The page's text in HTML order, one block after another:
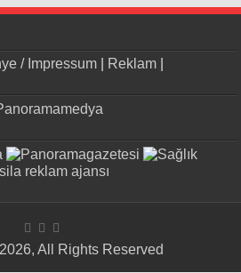
/ Impressum| Reklam|
All Rights Reserved